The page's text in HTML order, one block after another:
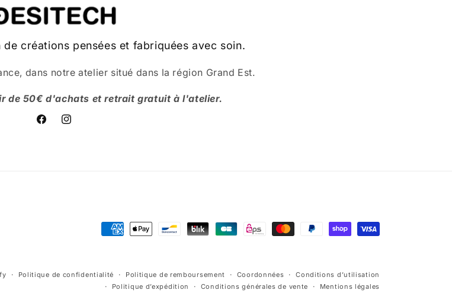
créations pensées et fabriquées avec soin.
dans notre atelier situé dans la région Grand Est.
de 50€ d'achats et retrait gratuit à l'atelier.
FacebookInstagram
Moyens
Politique de confidentialité Politique de remboursement Coordonnées
Conditions d’utilisation
Politique d’expédition
Conditions générales de vente Mentions légales